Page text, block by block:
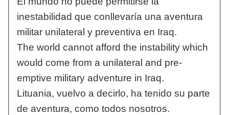
inestabilidad que conllevaría una aventura
militar unilateral y preventiva en Iraq.
The world cannot afford the instability which
would come from a unilateral and pre-
emptive military adventure in Iraq.
Lituania, vuelvo a decirlo, ha tenido su parte
de aventura, como todos nosotros.